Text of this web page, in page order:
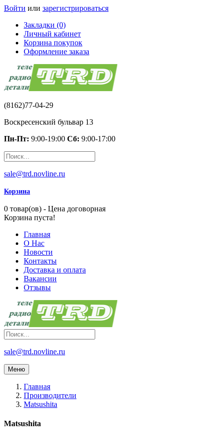
Войти или зарегистрироваться
Закладки (0)
Личный кабинет
Корзина покупок
Оформление заказа
(8162)77-04-29
Воскресенский бульвар 13
Пн-Пт: 9:00-19:00 Сб: 9:00-17:00
sale@trd.novline.ru
Корзина
0 товар(ов) - Цена договорная
Корзина пуста!
Главная
О Нас
Новости
Контакты
Доставка и оплата
Вакансии
Отзывы
sale@trd.novline.ru
Меню
Главная
Производители
Matsushita
Matsushita